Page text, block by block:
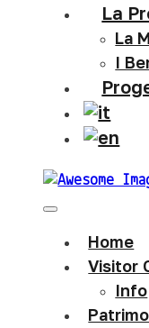
La
La
I
Home
Visitor
Info